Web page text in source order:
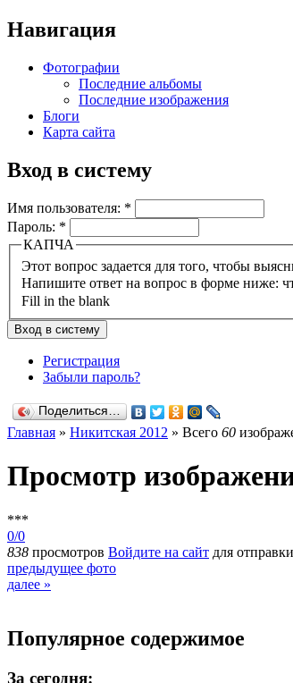
Навигация
Фотографии
Последние альбомы
Последние изображения
Блоги
Карта сайта
Вход в систему
Имя пользователя: *
Пароль: *
КАПЧА
Напишите ответ на вопрос в форме ниже:
Fill in the blank
Регистрация
Забыли пароль?
Поделиться…
Главная » Никитская 2012 » Всего 60
Просмотр
***
0/0
838 просмотров Войдите на сайт для
предыдущее фото
далее »
Популярное содержимое
За сегодня: